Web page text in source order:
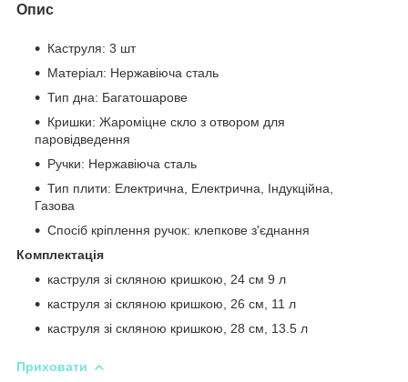
Опис
Каструля: 3 шт
Матеріал: Нержавіюча сталь
Тип дна: Багатошарове
Кришки: Жароміцне скло з отвором для
паровідведення
Ручки: Нержавіюча сталь
Тип плити: Електрична, Електрична, Індукційна,
Газова
Спосіб кріплення ручок: клепкове з'єднання
Комплектація
каструля зі скляною кришкою, 24 см 9 л
каструля зі скляною кришкою, 26 см, 11 л
каструля зі скляною кришкою, 28 см, 13.5 л
Приховати